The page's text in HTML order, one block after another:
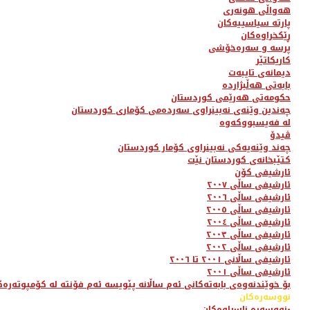
هەواڵی هونەری
پارتە سیاسییەکان
ڕێکخراوەکان
پرسە و سەرەخۆشی
کاریکاتێر
دیمانەی تایبەت
بابەتی هەڵبژاردە
حکومەتی هەرێمی کوردستان
چەندین وێنەی نەبینراوی سەردەمی کۆماری کوردستان
لە فەیسبووکەوە
ڤیدۆ
چەند وێنەیەکی نەبینراوی کۆمار کوردستان
کتێبخانەی کوردستان نێت
ئارشیفی کۆن
ئارشیفی ساڵی ٢٠٠٧
ئارشیفی ساڵی ٢٠٠٦
ئارشیفی ساڵی ٢٠٠٥
ئارشیفی ساڵی ٢٠٠٤
ئارشیفی ساڵی ٢٠٠٣
ئارشیفی ساڵی ٢٠٠٢
ئارشیفی ساڵانی ٢٠٠١ تا ٢٠٠٦
ئارشیفی ساڵی ٢٠٠١
بۆ خوێندنەوەی بابەتەکانی ئەم ساڵانە پێویسە ئەم فۆنتە لە
نووسەرەکان